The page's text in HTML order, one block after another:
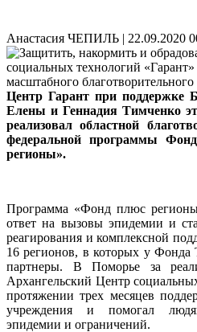
Анастасия ЧЕПИЛЬ | 22.09.2020
Центр Гарант при поддержке
Елены и Геннадия Тимченко
реализовал областной
федеральной программы
регионы».
Программа «Фонд плюс
ответ на вызовы эпидемии и
реагирования и комплексной
16 регионов, в которых у Фонда
партнеры. В Поморье за
Архангельский Центр
протяжении трех месяцев
учреждения и помогал
эпидемии и ограничений.